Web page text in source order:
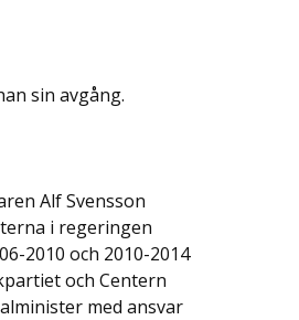
sin avgång.
Alf Svensson
i regeringen
2010 och 2010-2014
och Centern
med ansvar